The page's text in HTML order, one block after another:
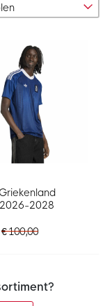
2028
€ 100,00